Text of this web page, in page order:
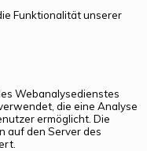
Funktionalität unserer
Webanalysedienstes
die eine Analyse
ermöglicht. Die
auf den Server des